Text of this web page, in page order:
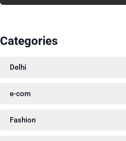
Categories
Delhi
e-com
Fashion